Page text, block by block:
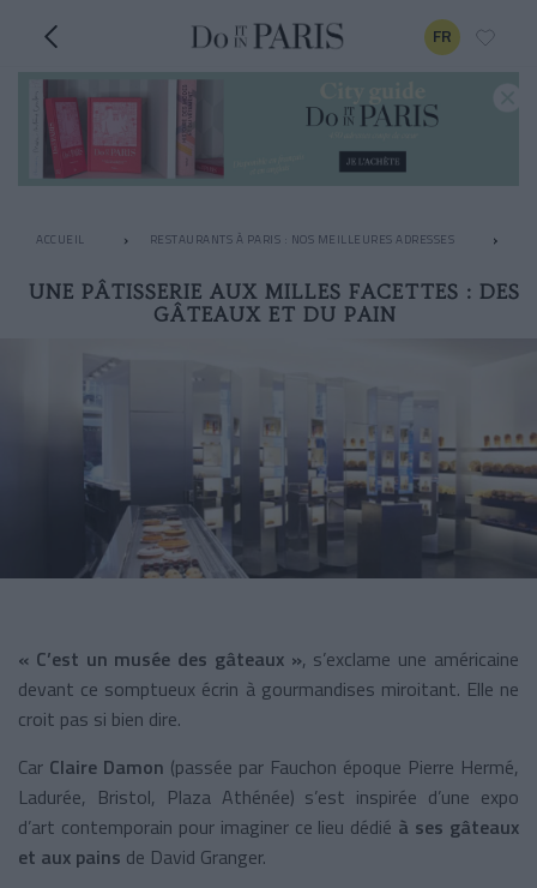
FR
ACCUEIL RESTAURANTS À PARIS : NOS MEILLEURES ADRESSES
UNE PÂTISSERIE AUX MILLES FACETTES : DES
GÂTEAUX ET DU PAIN
« C’est un musée des gâteaux », s’exclame une américaine
devant ce somptueux écrin à gourmandises miroitant. Elle ne
croit pas si bien dire.
Car Claire Damon (passée par Fauchon époque Pierre Hermé,
Ladurée, Bristol, Plaza Athénée) s’est inspirée d’une expo
d’art contemporain pour imaginer ce lieu dédié à ses gâteaux
et aux pains de David Granger.